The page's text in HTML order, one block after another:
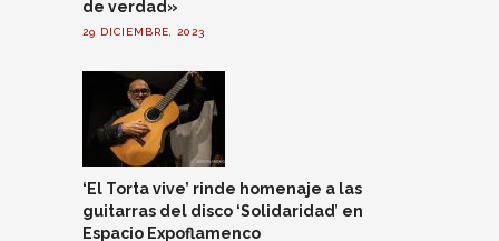
de verdad»
29 DICIEMBRE, 2023
‘El Torta vive’ rinde homenaje a las
guitarras del disco ‘Solidaridad’ en
Espacio Expoflamenco